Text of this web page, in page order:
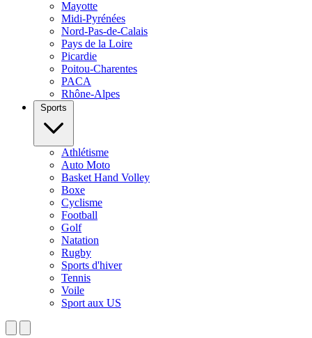
Mayotte
Midi-Pyrénées
Nord-Pas-de-Calais
Pays de la Loire
Picardie
Poitou-Charentes
PACA
Rhône-Alpes
Sports
Athlétisme
Auto Moto
Basket Hand Volley
Boxe
Cyclisme
Football
Golf
Natation
Rugby
Sports d'hiver
Tennis
Voile
Sport aux US